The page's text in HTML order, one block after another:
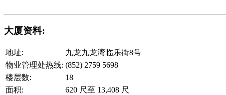
大厦资料:
地址:
九龙九龙湾临乐街8号
物业管理处热线: (852) 2759 5698
楼层数:
18
面积:
620 尺至 13,408 尺